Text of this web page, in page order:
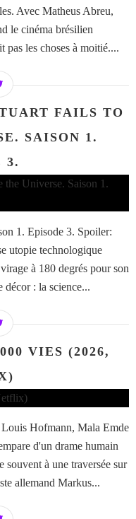
Avec Matheus Abreu,
le cinéma brésilien
pas les choses à moitié....
FAILS TO
SAISON 1.
3.
1. Episode 3. Spoiler:
utopie technologique
à 180 degrés pour son
décor : la science...
VIES (2026,
Hofmann, Mala Emde
d'un drame humain
souvent à une traversée sur
allemand Markus...